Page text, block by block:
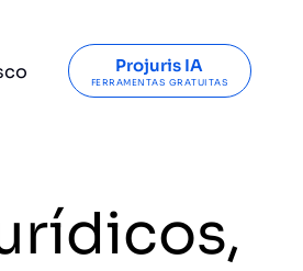
Projuris IA
FERRAMENTAS GRATUITAS